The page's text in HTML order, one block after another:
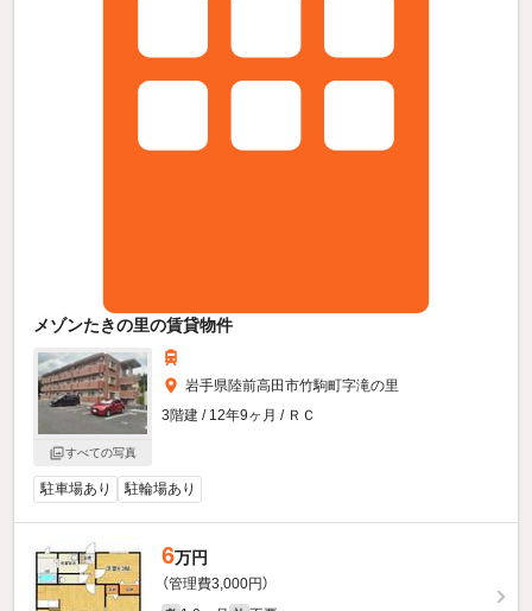
メゾンたきの里の賃貸物件
すべての写真
岩手県陸前高田市竹駒町字滝の里
3階建 / 12年9ヶ月 / ＲＣ
駐車場あり 駐輪場あり
6万円
（管理費3,000円）